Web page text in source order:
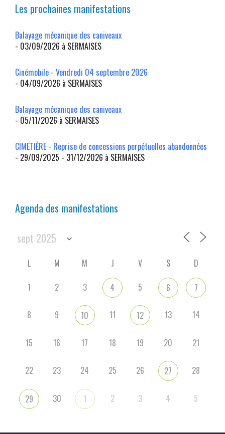
Les prochaines manifestations
Balayage mécanique des caniveaux
- 03/09/2026 à SERMAISES
Cinémobile - Vendredi 04 septembre 2026
- 04/09/2026 à SERMAISES
Balayage mécanique des caniveaux
- 05/11/2026 à SERMAISES
CIMETIÈRE - Reprise de concessions perpétuelles abandonnées
- 29/09/2025 - 31/12/2026 à SERMAISES
Agenda des manifestations
L M M J V S
D
1
2 3 4 5 6 7
8 9 10 11 12 13 14
15 16 17 18 19 20 21
22 23 24 25 26 27 28
29 30 1 2 3 4 5